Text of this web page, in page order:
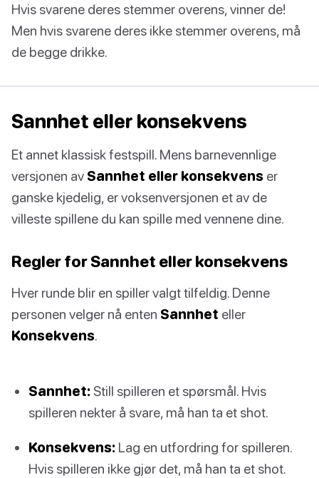
Hvis svarene deres stemmer overens, vinner de!
Men hvis svarene deres ikke stemmer overens, må
de begge drikke.
Sannhet eller konsekvens
Et annet klassisk festspill. Mens barnevennlige
versjonen av Sannhet eller konsekvens er
ganske kjedelig, er voksenversjonen et av de
villeste spillene du kan spille med vennene dine.
Regler for Sannhet eller konsekvens
Hver runde blir en spiller valgt tilfeldig. Denne
personen velger nå enten Sannhet eller
Konsekvens.
Sannhet: Still spilleren et spørsmål. Hvis
spilleren nekter å svare, må han ta et shot.
Konsekvens: Lag en utfordring for spilleren.
Hvis spilleren ikke gjør det, må han ta et shot.